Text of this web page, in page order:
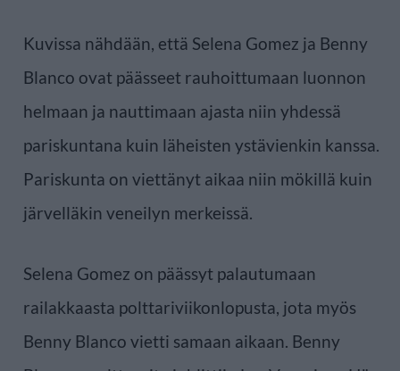
Kuvissa nähdään, että Selena Gomez ja Benny
Blanco ovat päässeet rauhoittumaan luonnon
helmaan ja nauttimaan ajasta niin yhdessä
pariskuntana kuin läheisten ystävienkin kanssa.
Pariskunta on viettänyt aikaa niin mökillä kuin
järvelläkin veneilyn merkeissä.
Selena Gomez on päässyt palautumaan
railakkaasta polttariviikonlopusta, jota myös
Benny Blanco vietti samaan aikaan. Benny